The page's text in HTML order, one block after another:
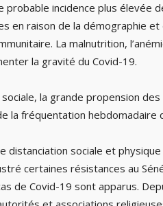
probable incidence plus élevée
en raison de la démographie et
La malnutrition,
la gravité du Covid-19.
la grande propension
la fréquentation hebdomadaire
distanciation sociale et
certaines résistances au
de Covid-19 sont apparus.